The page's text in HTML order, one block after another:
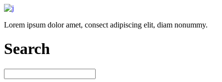
Lorem ipsum dolor amet, consect adipiscing elit, diam nonummy.
Search